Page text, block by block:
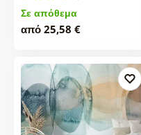
Σε απόθεμα
από 25,58 €